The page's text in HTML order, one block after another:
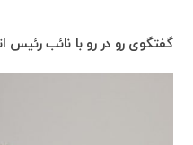
گفتگوی رو در رو با نائب رئیس